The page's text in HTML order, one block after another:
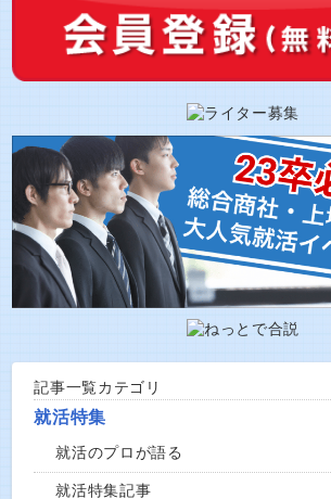
記事一覧カテゴリ
就活特集
就活のプロが語る
就活特集記事